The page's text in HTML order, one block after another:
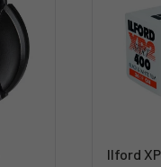
Ilford